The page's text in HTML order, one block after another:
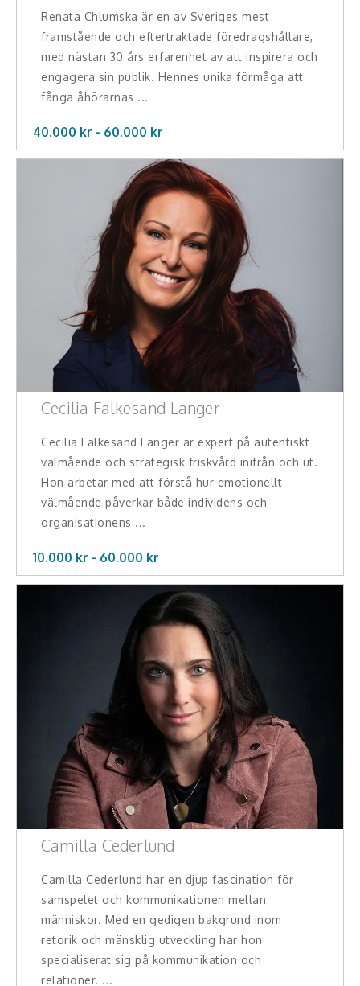
Renata Chlumska är en av Sveriges mest
framstående och eftertraktade föredragshållare,
med nästan 30 års erfarenhet av att inspirera och
engagera sin publik. Hennes unika förmåga att
fånga åhörarnas ...
40.000 kr - 60.000 kr
Cecilia Falkesand Langer
Cecilia Falkesand Langer är expert på autentiskt
välmående och strategisk friskvård inifrån och ut.
Hon arbetar med att förstå hur emotionellt
välmående påverkar både individens och
organisationens ...
10.000 kr - 60.000 kr
Camilla Cederlund
Camilla Cederlund har en djup fascination för
samspelet och kommunikationen mellan
människor. Med en gedigen bakgrund inom
retorik och mänsklig utveckling har hon
specialiserat sig på kommunikation och
relationer. ...